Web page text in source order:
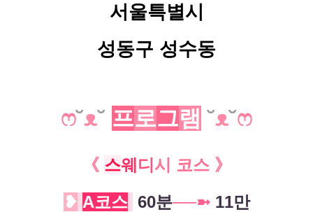
서울특별시
성동구 성수동
ෆ˘ᴥ˘ 프로그램 ˘ᴥ˘ෆ
《 스웨디 시 코스》
❥ A코스 60분──➼11만